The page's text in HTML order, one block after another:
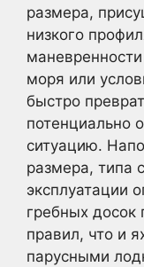
размера,
низкого
моря или
быстро
потенциально
ситуацию.
размера, типа
эксплуатации
гребных
правил, что и
парусными